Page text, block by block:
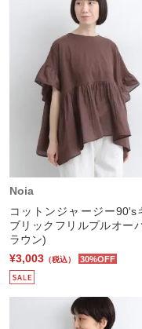
Noia
コットンジャージー90's
ブリックフリルプルオー
ラウン)
¥3,003 （税込） 30%OFF